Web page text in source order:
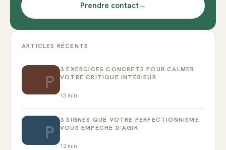
Prendre contact→
ARTICLES RÉCENTS
P
3 EXERCICES CONCRETS POUR CALMER
VOTRE CRITIQUE INTÉRIEUR
13 min
P
3 SIGNES QUE VOTRE PERFECTIONNISME
VOUS EMPÊCHE D’AGIR
12 min